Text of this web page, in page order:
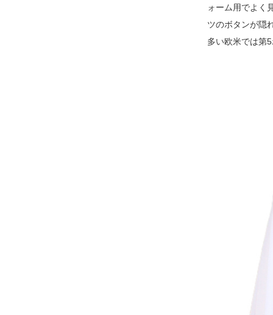
ォーム用でよく
ツのボタンが隠
多い欧米では第